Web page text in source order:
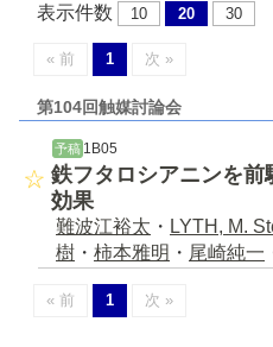
表示件数 10 20 30
« 前 1 次 »
第104回触媒討論会
予稿 1B05
鉄フタロシアニンを
効果
難波江裕太 ・ LYTH, M.
樹 ・ 柿本雅明 ・ 尾崎純一
« 前 1 次 »